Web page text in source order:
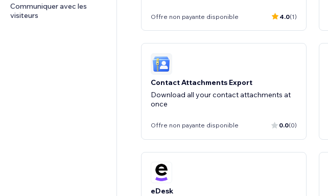
Communiquer avec les
visiteurs
Offre non payante disponible 4.0(1)
Contact Attachments Export
Download all your contact attachments at
once
Offre non payante disponible 0.0(0)
eDesk